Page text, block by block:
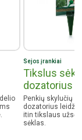
Sejos įrankiai
Tikslus
dozatorius
Penkių skylučių
dozatorius
itin tikslaus
sėklas.